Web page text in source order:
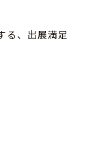
る、出展満足